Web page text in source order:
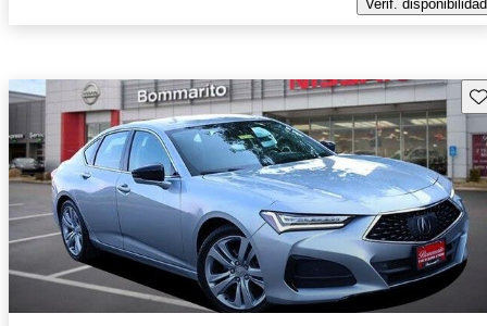
Verif. disponibilidad